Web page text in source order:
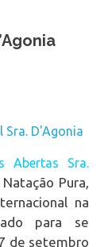
Abertas Sra.
Pura,
na
para se
de setembro